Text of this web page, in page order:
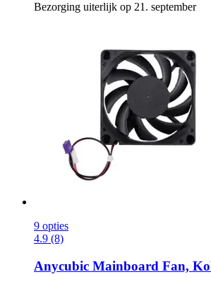
Bezorging uiterlijk op 21. september
9 opties
4.9 (8)
Anycubic Mainboard Fan,